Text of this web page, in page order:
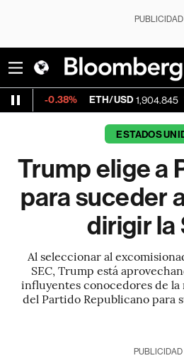
PUBLICIDAD
ETH/USD 1,904.845 -0.57%
ESTADOS
Trump elige a
para suceder
dirigir la
Al seleccionar al
SEC, Trump está
influyentes conocedores de
del Partido Republicano para
PUBLICIDAD